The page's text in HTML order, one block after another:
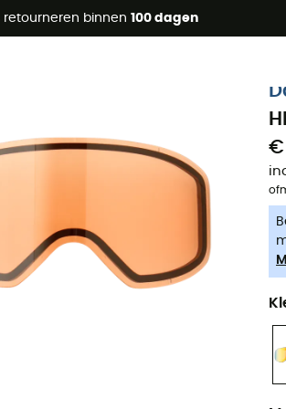
retourneren binnen 100 dagen
EXTRA vanaf 2 producten* met code
€
of